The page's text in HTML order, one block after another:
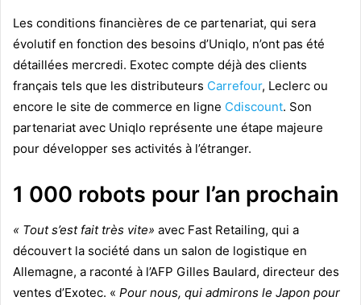
Les conditions financières de ce partenariat, qui sera
évolutif en fonction des besoins d’Uniqlo, n’ont pas été
détaillées mercredi. Exotec compte déjà des clients
français tels que les distributeurs Carrefour, Leclerc ou
encore le site de commerce en ligne Cdiscount. Son
partenariat avec Uniqlo représente une étape majeure
pour développer ses activités à l’étranger.
1 000 robots pour l’an prochain
« Tout s’est fait très vite» avec Fast Retailing, qui a
découvert la société dans un salon de logistique en
Allemagne, a raconté à l’AFP Gilles Baulard, directeur des
ventes d’Exotec. « Pour nous, qui admirons le Japon pour